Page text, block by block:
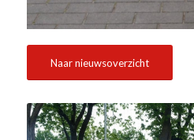
Naar nieuwsoverzicht